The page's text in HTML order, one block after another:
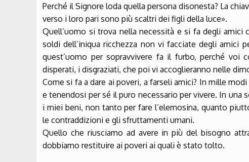
Perché il Signore loda quella persona disonesta? La
verso i loro pari sono più scaltri dei figli della luce».
Quell’uomo si trova nella necessità e si fa degli
soldi dell’iniqua ricchezza non vi facciate degli amici
quest’uomo per sopravvivere fa il furbo, perché
disperati, i disgraziati, che poi vi accoglieranno nelle
Come si fa a dare ai poveri, a farseli amici? In mille
e tenendosi per sé il puro necessario per vivere. In una
i miei beni, non tanto per fare l’elemosina, quanto
le contraddizioni e gli sfruttamenti umani.
Quello che riusciamo ad avere in più del bisogno
dobbiamo restituire ai poveri ai quali è stato tolto.